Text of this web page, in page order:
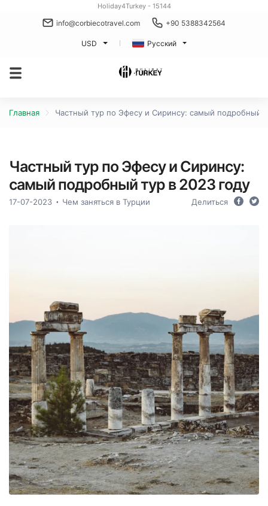
Holiday4Turkey - 15144
info@corbiecotravel.com +90 5388342564
USD Русский
Главная Частный тур по Эфесу и Сиринсу: самый подробный
Частный тур по Эфесу и Сиринсу:
самый подробный тур в 2023 году
17-07-2023 Чем заняться в Турции Делиться